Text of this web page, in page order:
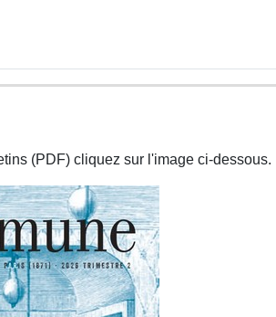
(PDF) cliquez sur l'image ci-dessous.